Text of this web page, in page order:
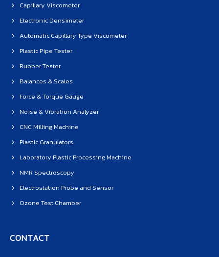
Capillary Viscometer
Electronic Densimeter
Automatic Capillary Type Viscometer
Plastic Pipe Tester
Rubber Tester
Balances & Scales
Force & Torque Gauge
Noise & Vibration Analyzer
CNC Milling Machine
Plastic Granulators
Laboratory Plastic Processing Machine
NMR Spectroscopy
Electrostation Probe and Sensor
Ozone Test Chamber
CONTACT